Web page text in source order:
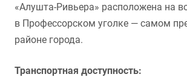
«Алушта-Ривьера» расположена на
в Профессорском уголке — самом
районе города.
Транспортная доступность: